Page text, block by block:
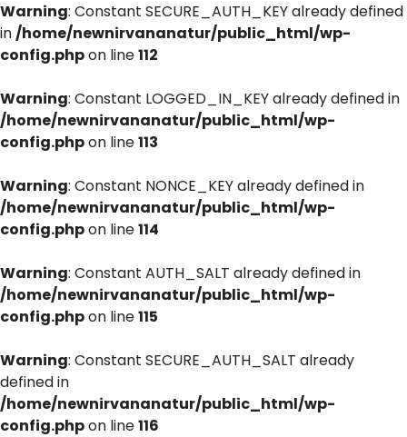
Warning: Constant SECURE_AUTH_KEY already defined
in/home/newnirvananatur/public_html/wp-
config.phpon line112
Warning: Constant LOGGED_IN_KEY already defined in
/home/newnirvananatur/public_html/wp-
config.phpon line113
Warning: Constant NONCE_KEY already defined in
/home/newnirvananatur/public_html/wp-
config.phpon line114
Warning: Constant AUTH_SALT already defined in
/home/newnirvananatur/public_html/wp-
config.phpon line115
Warning: Constant SECURE_AUTH_SALT already
defined in
/home/newnirvananatur/public_html/wp-
config.phpon line116